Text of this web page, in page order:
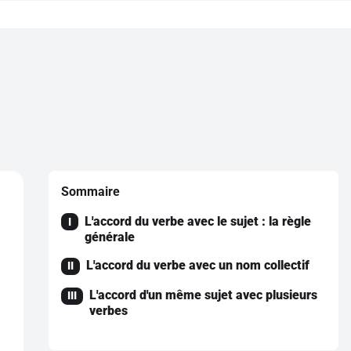
Sommaire
I
L'accord du verbe avec le sujet : la règle
générale
II L'accord du verbe avec un nom collectif
III
L'accord d'un même sujet avec plusieurs
verbes